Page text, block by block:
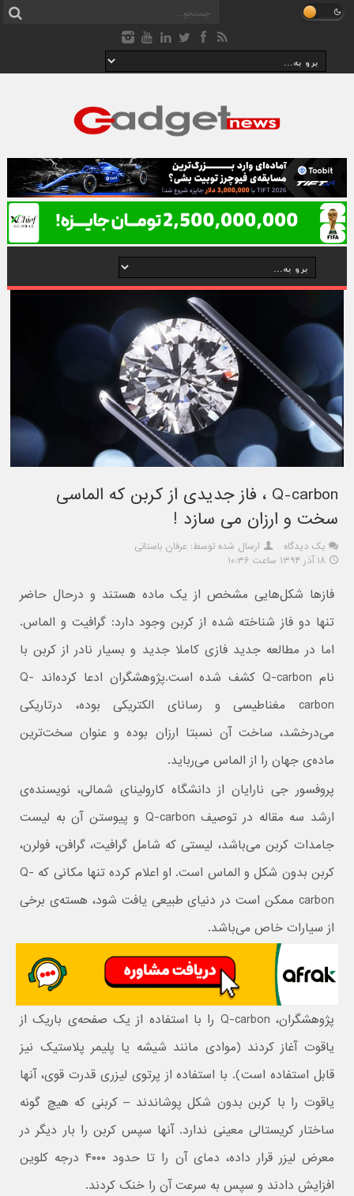
Q-carbon ، فاز جدیدی از کربن که الماسی
سخت و ارزان می سازد !
یک دیدگاه
ارسال شده توسط: عرفان باستانی
۱۸ آذر ۱۳۹۴ ساعت ۱۰:۳۶
فاز‌ها شکل‌هایی مشخص از یک ماده هستند و درحال حاضر
تنها دو فاز شناخته شده از کربن وجود دارد: گرافیت و الماس.
اما در مطالعه جدید فازی کاملا جدید و بسیار نادر از کربن با
نام Q-carbon کشف شده‌‌ است.پژوهشگران ادعا کرده‌اند Q-
carbon مغناطیسی و رسانای الکتریکی بوده، درتاریکی
می‌درخشد، ساخت آن نسبتا ارزان بوده و عنوان سخت‌ترین
ماده‌ی جهان را از الماس می‌رباید.
پروفسور جی نارایان از دانشگاه کارولینای شمالی، نویسنده‌ی
ارشد سه مقاله در توصیف Q-carbon و پیوستن آن به لیست
جامدات کربن می‌باشد، لیستی که شامل گرافیت، گرافن، فولرن،
کربن بدون شکل و الماس است. او اعلام کرده تنها مکانی که Q-
carbon ممکن است در دنیای طبیعی یافت شود، هسته‌ی برخی
از سیارات خاص می‌باشد.
پژوهشگران، Q-carbon را با استفاده از یک صفحه‌ی باریک از
یاقوت آغاز کردند (موادی مانند شیشه یا پلیمر پلاستیک نیز
قابل استفاده است). با استفاده از پرتوی لیزری قدرت قوی، آنها
یاقوت را با کربن بدون شکل پوشاندند – کربنی که هیچ گونه
ساختار کریستالی معینی ندارد. آنها سپس کربن را بار دیگر در
معرض لیزر قرار داده، دمای آن را تا حدود ۴۰۰۰ درجه کلوین
افزایش دادند و سپس به سرعت آن را خنک کردند.